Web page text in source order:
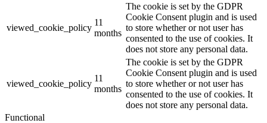
viewed_cookie_policy
11
months
The cookie is set by the GDPR
Cookie Consent plugin and is used
to store whether or not user has
consented to the use of cookies. It
does not store any personal data.
viewed_cookie_policy
11
months
The cookie is set by the GDPR
Cookie Consent plugin and is used
to store whether or not user has
consented to the use of cookies. It
does not store any personal data.
Functional